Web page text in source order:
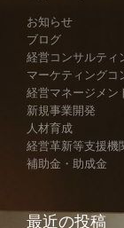
お知らせ
ブログ
経営コンサルティ
マーケティングコ
経営マネージメン
新規事業開発
人材育成
経営革新等支援機
補助金・助成金
最近の投稿